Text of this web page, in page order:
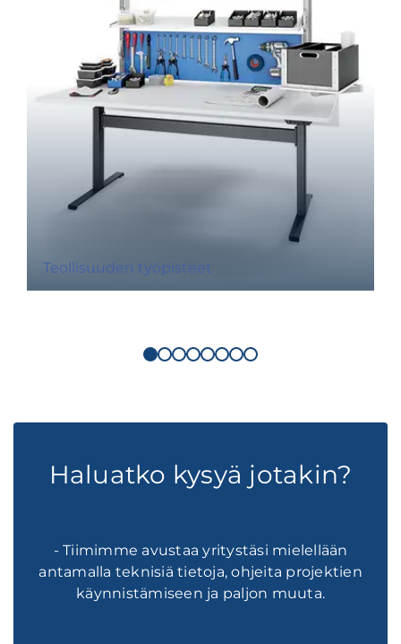
Teollisuuden työpisteet
Haluatko kysyä jotakin?
- Tiimimme avustaa yritystäsi mielellään
antamalla teknisiä tietoja, ohjeita projektien
käynnistämiseen ja paljon muuta.